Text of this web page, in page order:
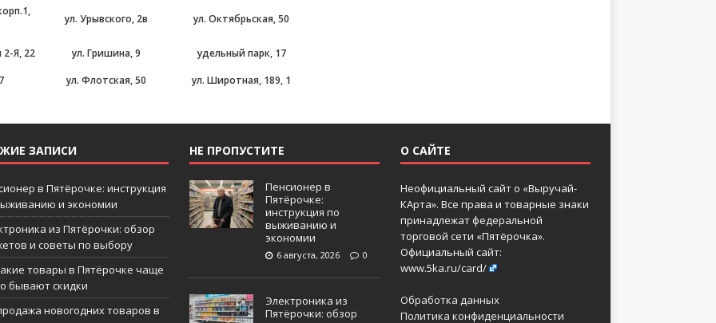
ул. Урывского, 2в ул. Октябрьская, 50
Я, 22 ул. Гришина, 9
удельный парк, 17
ул. Флотская, 50 ул. Широтная, 189, 1
ЗАПИСИ
в Пятёрочке: инструкция
и экономии
из Пятёрочки: обзор
и советы по выбору
товары в Пятёрочке чаще
бывают скидки
новогодних товаров в
НЕ ПРОПУСТИТЕ
Пенсионер в
Пятёрочке:
инструкция по
выживанию и
экономии
6 августа, 2026 0
Электроника из
Пятёрочки: обзор
О САЙТЕ
Неофициальный сайт о «Выручай-
КАрта». Все права и товарные знаки
принадлежат федеральной
торговой сети «Пятёрочка».
Официальный сайт:
www.5ka.ru/card/
Обработка данных
Политика конфиденциальности